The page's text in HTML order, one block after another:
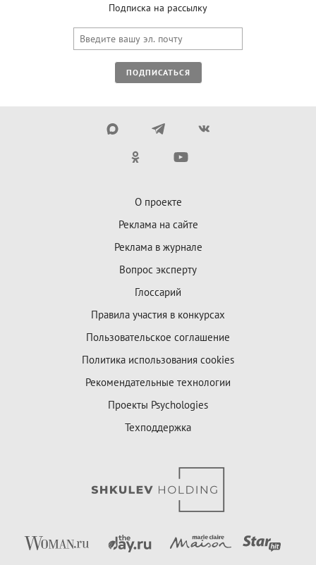
Подписка на рассылку
ПОДПИСАТЬСЯ
О проекте
Реклама на сайте
Реклама в журнале
Вопрос эксперту
Глоссарий
Правила участия в конкурсах
Пользовательское соглашение
Политика использования cookies
Рекомендательные технологии
Проекты Psychologies
Техподдержка